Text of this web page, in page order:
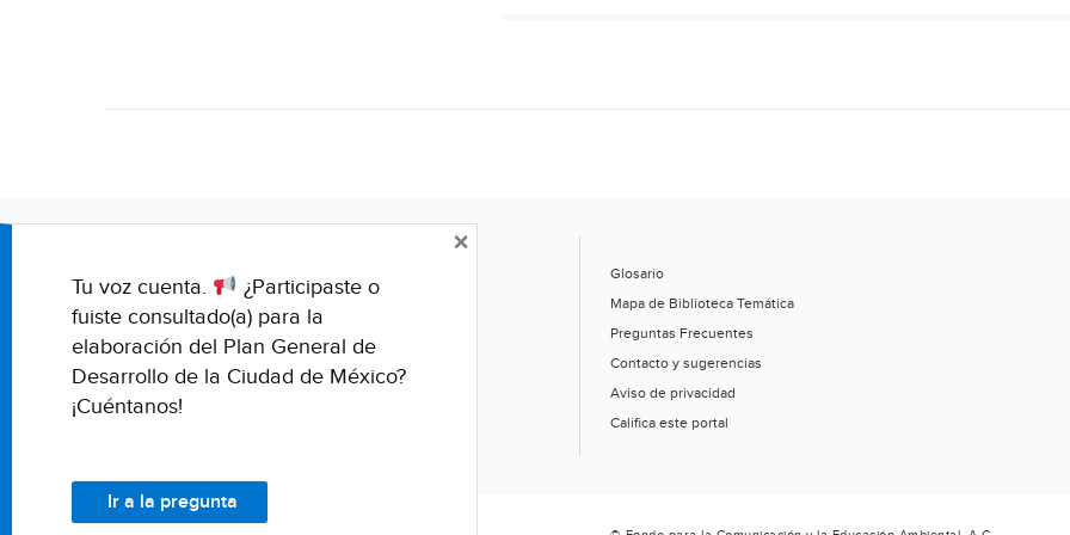
Glosario
Mapa de Biblioteca Temática
Preguntas Frecuentes
Contacto y sugerencias
Aviso de privacidad
Califica este portal
Tu voz cuenta.
¿Participaste o
fuiste consultado(a) para la
elaboración del Plan General de
Desarrollo de la Ciudad de México?
¡Cuéntanos!
Ir a la pregunta
×